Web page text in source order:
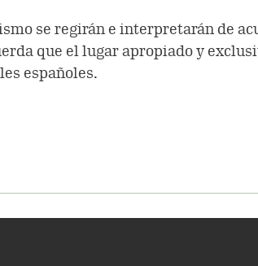
se regirán e interpretarán de
que el lugar apropiado y
españoles.